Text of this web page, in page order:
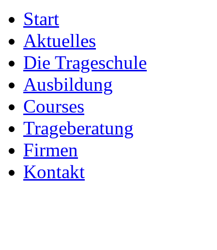
Start
Aktuelles
Die Trageschule
Ausbildung
Courses
Trageberatung
Firmen
Kontakt